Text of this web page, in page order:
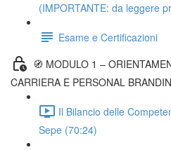
(IMPORTANTE: da leggere
Esame e Certificazioni
🧭 MODULO 1 –
CARRIERA E PERSONAL
Il Bilancio delle
Sepe (70:24)